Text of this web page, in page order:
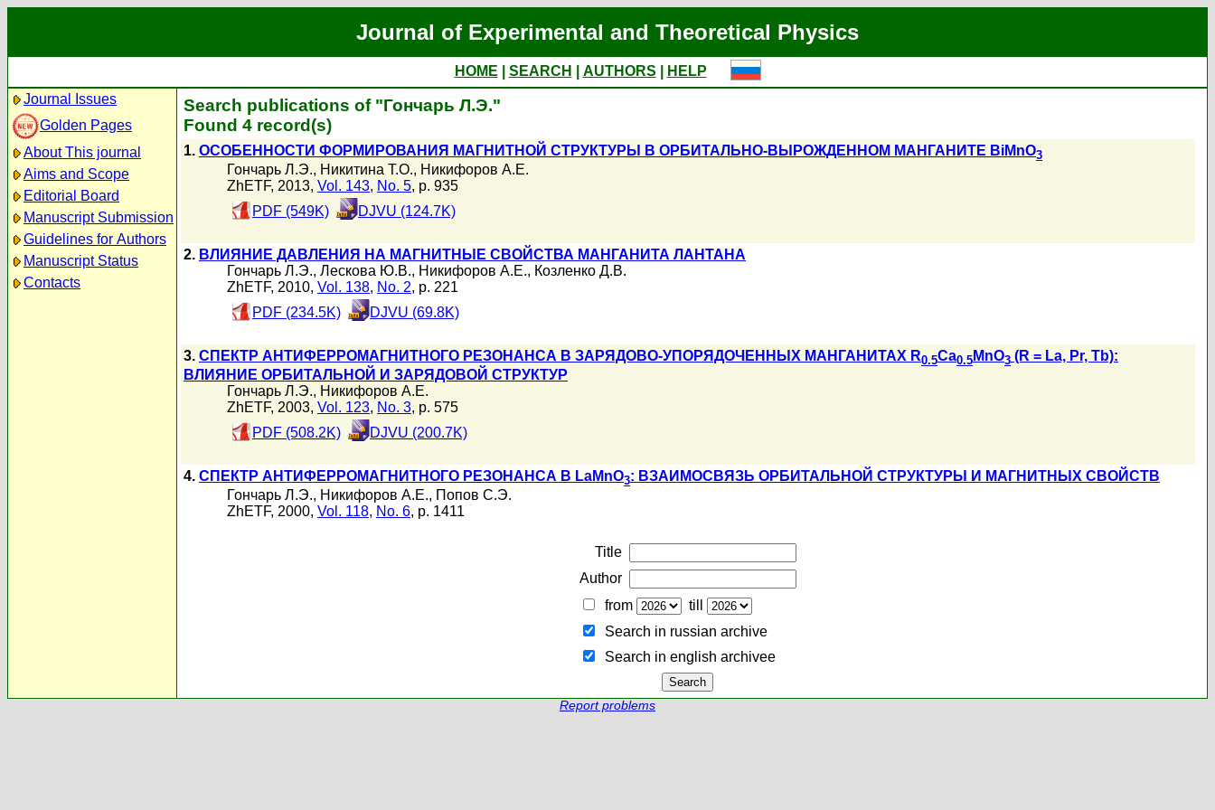
Journal of Experimental and Theoretical Physics
HOME SEARCH AUTHORS
HELP
Journal Issues
Golden Pages
About This journal
Aims and Scope
Editorial Board
Manuscript Submission
Guidelines for Authors
Manuscript Status
Contacts
Search publications of "Гончарь Л.Э."
Found 4 record(s)
1. ОСОБЕННОСТИ ФОРМИРОВАНИЯ МАГНИТНОЙ СТРУКТУРЫ В ОРБИТАЛЬНО-ВЫРОЖДЕННОМ МАНГАНИТЕ BiMnO3
Гончарь Л.Э., Никитина Т.О., Никифоров А.Е.
ZhETF, 2013, Vol. 143, No. 5, p. 935
PDF (549K)
DJVU (124.7K)
2. ВЛИЯНИЕ ДАВЛЕНИЯ НА МАГНИТНЫЕ СВОЙСТВА МАНГАНИТА ЛАНТАНА
Гончарь Л.Э., Лескова Ю.В., Никифоров А.Е., Козленко Д.В.
ZhETF, 2010, Vol. 138, No. 2, p. 221
PDF (234.5K)
DJVU (69.8K)
3. СПЕКТР АНТИФЕРРОМАГНИТНОГО РЕЗОНАНСА В ЗАРЯДОВО-УПОРЯДОЧЕННЫХ МАНГАНИТАХ R0.5Ca0.5 MnO3 (R = La, Pr, Tb):
ВЛИЯНИЕ ОРБИТАЛЬНОЙ И ЗАРЯДОВОЙ СТРУКТУР
Гончарь Л.Э., Никифоров А.Е.
ZhETF, 2003, Vol. 123, No. 3, p. 575
PDF (508.2K)
DJVU (200.7K)
4. СПЕКТР АНТИФЕРРОМАГНИТНОГО РЕЗОНАНСА В LaMnO3: ВЗАИМОСВЯЗЬ ОРБИТАЛЬНОЙ СТРУКТУРЫ И МАГНИТНЫХ СВОЙСТВ
Гончарь Л.Э., Никифоров А.Е., Попов С.Э.
ZhETF, 2000, Vol. 118, No. 6, p. 1411
Title
Author
from
till
Search in russian archive
Search in english archiveе
Report problems